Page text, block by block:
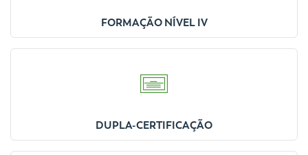
FORMAÇÃO NÍVEL IV
DUPLA-CERTIFICAÇÃO